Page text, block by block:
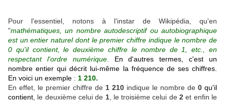
Pour l'essentiel, notons à l'instar de Wikipédia , qu'en
"mathématiques, un nombre autodescriptif ou autobiographique
est un entier naturel dont le premier chiffre indique le nombre de
0 qu'il contient, le deuxième chiffre le nombre de 1, etc., en
respectant l'ordre numérique. En d'autres termes, c'est un
nombre entier qui décrit lui-même la fréquence de ses chiffres.
En voici un exemple : 1 210.
En effet, le premier chiffre de 1 210 indique le nombre de 0 qu'il
contient , le deuxième celui de 1, le troisième celui de2 et enfin le